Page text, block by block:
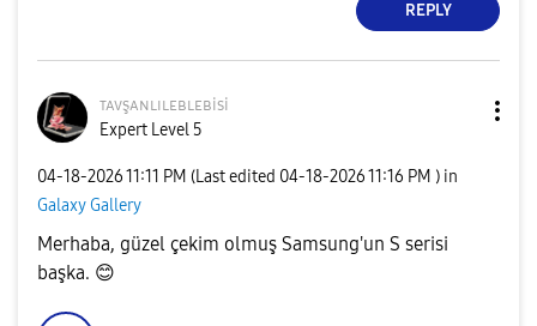
REPLY
ᴛᴀᴠşᴀɴʟɪʟᴇʙʟᴇʙisi
Expert Level 5
‎04-18-202611:11 PM (Last edited ‎04-18-202611:16 PM ) in
Galaxy Gallery
Merhaba, güzel çekim olmuş Samsung'un S serisi
başka. 😊